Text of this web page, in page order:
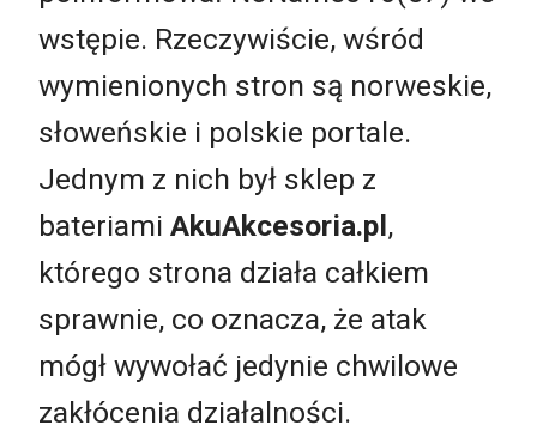
wstępie. Rzeczywiście, wśród
wymienionych stron są norweskie,
słoweńskie i polskie portale.
Jednym z nich był sklep z
bateriami AkuAkcesoria.pl,
którego strona działa całkiem
sprawnie, co oznacza, że atak
mógł wywołać jedynie chwilowe
zakłócenia działalności.